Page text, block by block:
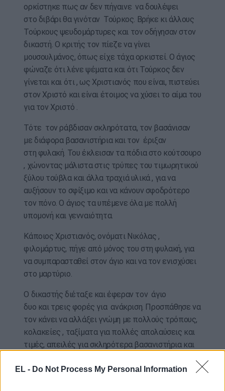
EL - Do Not Process My Personal Information
ορκίστηκε πως αν δεν πήγαινε να δουλέψει
στο διβάρι θα γινόταν Τούρκος. Βρήκε κι άλλους
Τούρκους ψευδομάρτυρες και τον οδήγησαν στον
δικαστή. Ο κριτής τον πίεζε να γίνει
μουσουλμάνος, όπως είχε τάχα ορκιστεί. Ο άγιος
φώναζε ότι λένε ψέματα και ότι Τούρκος δεν
γίνεται και ότι , ως Χριστιανός που είναι, πιστεύει
στον Χριστό και είναι έτοιμος να χύσει το αίμα του
για τον Χριστό .
Τότε τον ράβδισαν σκληρότατα, τον βασάνισαν
με διάφορα βασανιστήρια και τον έριξαν
στη φυλακή. Του έκλεισαν τα πόδια στο κούτσουρο
, χώνοντας μάλιστα στις τρύπες του τιμωρητικού
ξύλου τούβλα και άλλα τραχιά υλικά , για να
αυξήσουν το σφίξιμο και να κάνουν σφοδρότερο
τον πόνο. Ο άγιος τα υπέμενε όλα με πολλή
υπομονή και γενναιότητα.
Κάποιος Χριστιανός, ονόματι Νικόλας ,
φιλομάρτυς, πήγε από μόνος του στη φυλακή, για
να συμπαρασταθεί στον άγιο και να τον ενισχύσει
στο μαρτύριο.
Ο δικαστής διέταξε και έφεραν τον άγιο
δυο και τρεις φορές για ανάκριση. Προσπάθησε να
τον κάνει να αλλάξει γνώμη με πολλούς τρόπους,
κολακείες , ταξίματα για πολλές απολαύσεις και
τιμές, απειλές για σκληρότερα βασανιστήρια και
μεταπείσει τον μάρτυρα , οπότε εξέδωσε